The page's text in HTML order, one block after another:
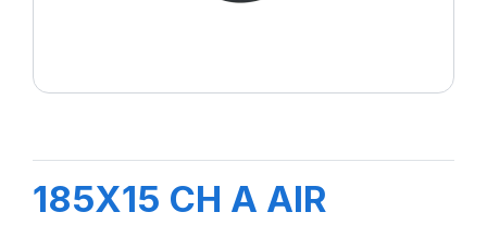
185X15 CH A AIR